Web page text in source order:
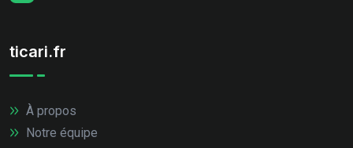
ticari.fr
À propos
Notre équipe